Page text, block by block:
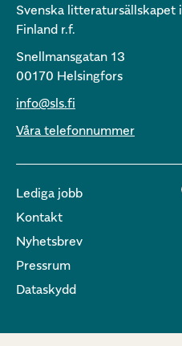
Svenska litteratursällskapet i
Finland r.f.
Snellmansgatan 13
00170 Helsingfors
info@sls.fi
Våra telefonnummer
Lediga jobb
Kontakt
Nyhetsbrev
Pressrum
Dataskydd